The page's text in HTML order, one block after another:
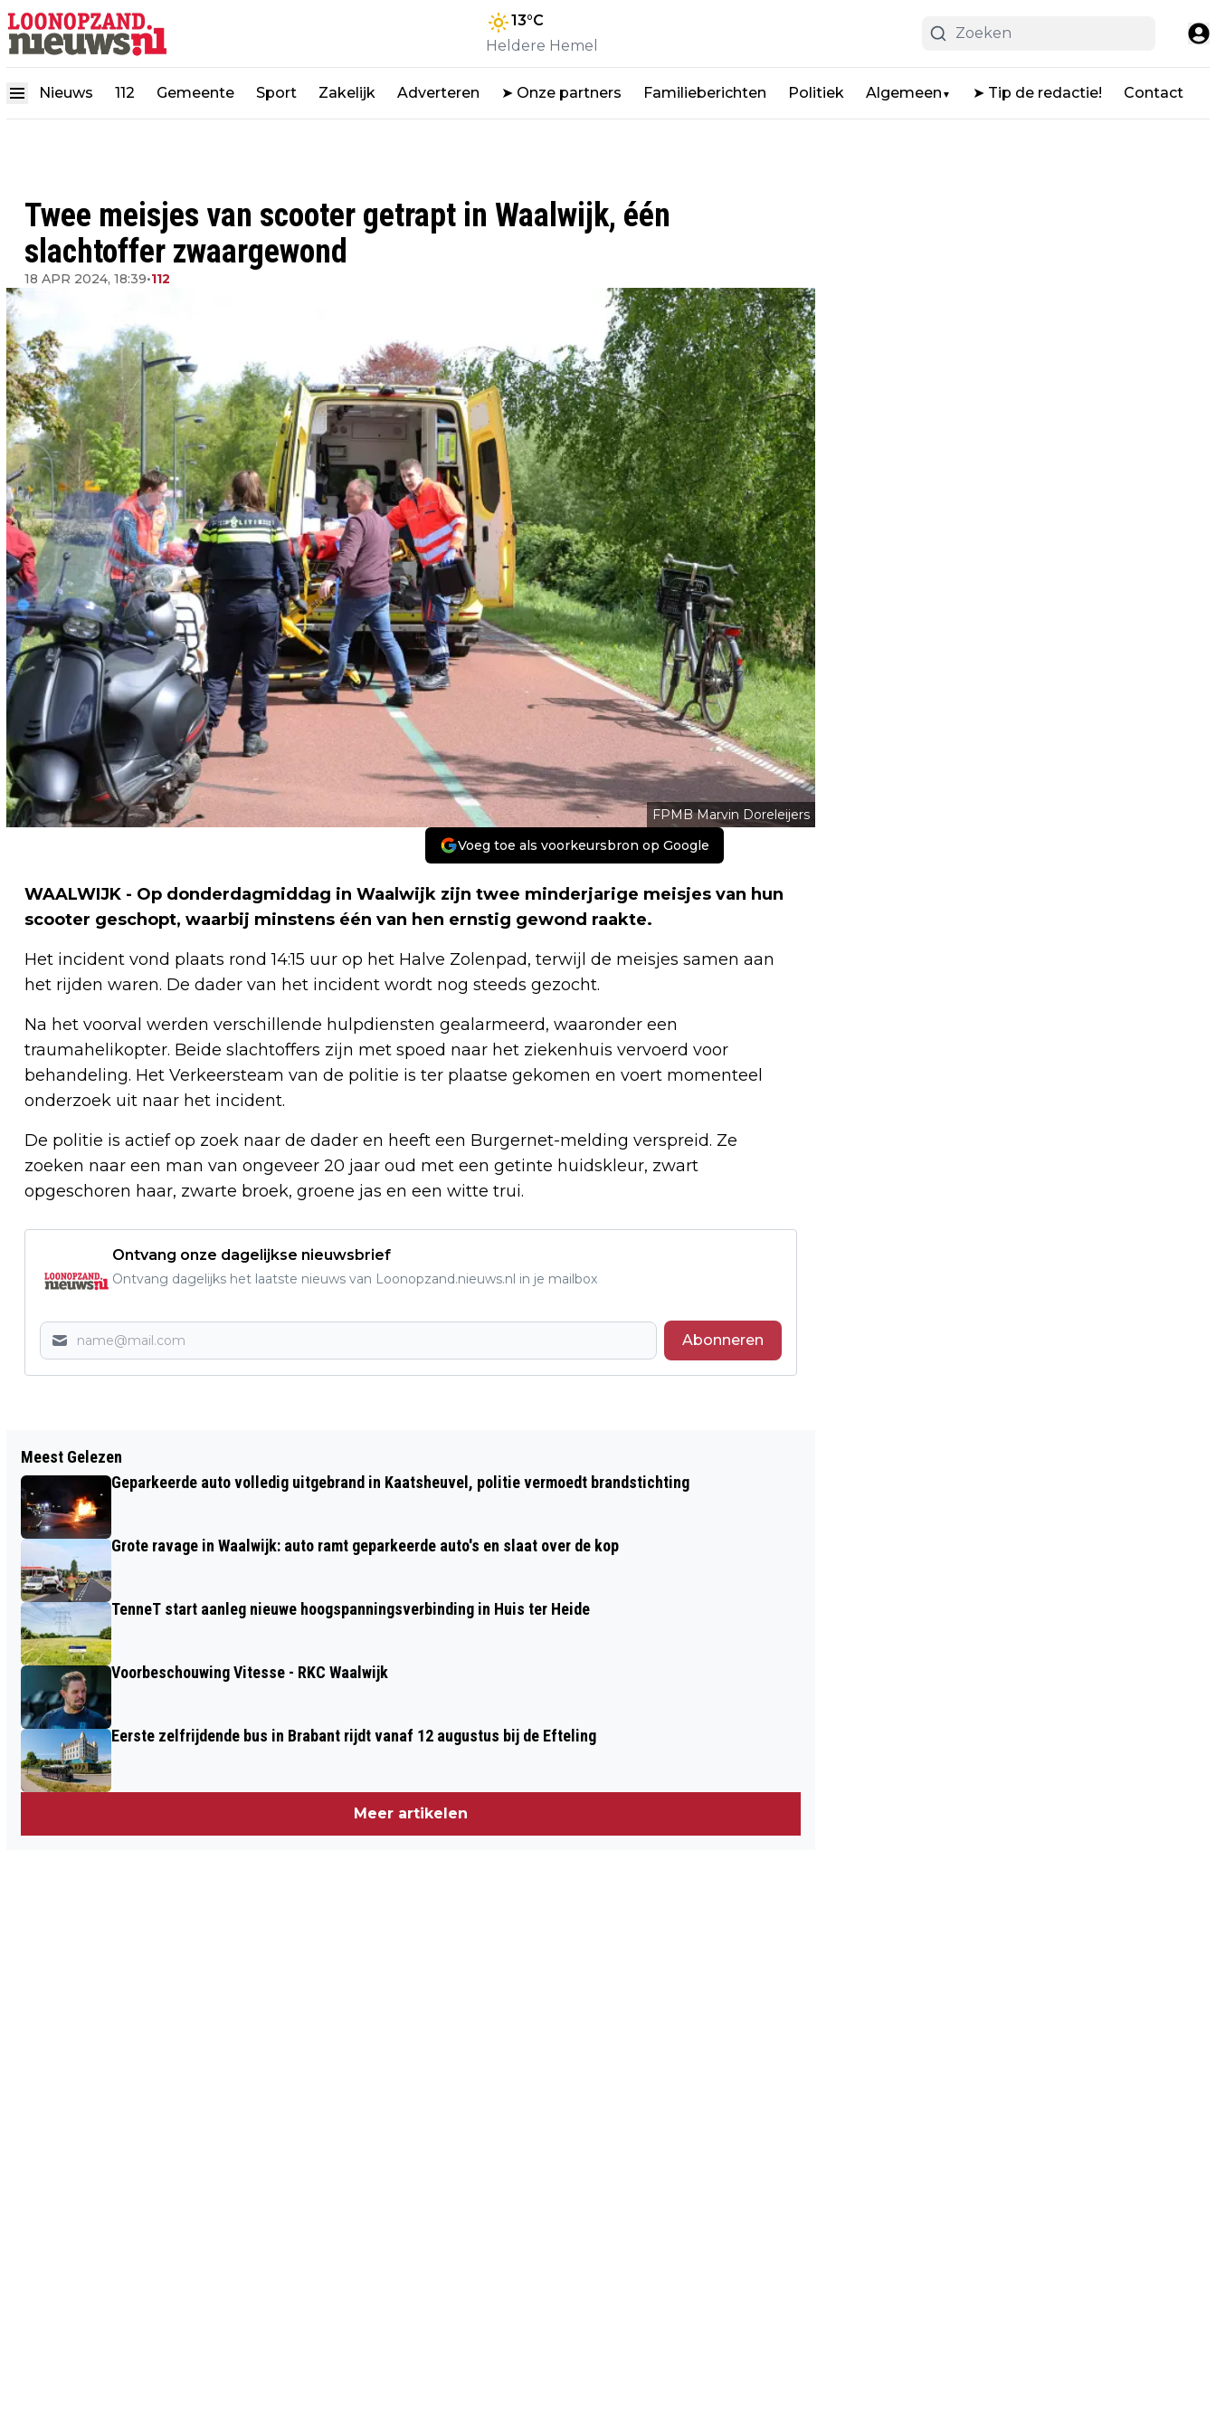
13°C
Heldere Hemel
Nieuws 112 Gemeente Sport Zakelijk Adverteren ➤ Onze partners Familieberichten Politiek Algemeen ▼ ➤ Tip de redactie! Contact
Twee meisjes van scooter getrapt in Waalwijk, één
slachtoffer zwaargewond
18 APR 2024, 18:39•112
FPMB Marvin Doreleijers
Voeg toe als voorkeursbron op Google
WAALWIJK - Op donderdagmiddag in Waalwijk zijn twee minderjarige meisjes van hun
scooter geschopt, waarbij minstens één van hen ernstig gewond raakte.
Het incident vond plaats rond 14:15 uur op het Halve Zolenpad, terwijl de meisjes samen aan
het rijden waren. De dader van het incident wordt nog steeds gezocht.
Na het voorval werden verschillende hulpdiensten gealarmeerd, waaronder een
traumahelikopter. Beide slachtoffers zijn met spoed naar het ziekenhuis vervoerd voor
behandeling. Het Verkeersteam van de politie is ter plaatse gekomen en voert momenteel
onderzoek uit naar het incident.
De politie is actief op zoek naar de dader en heeft een Burgernet-melding verspreid. Ze
zoeken naar een man van ongeveer 20 jaar oud met een getinte huidskleur, zwart
opgeschoren haar, zwarte broek, groene jas en een witte trui.
Ontvang onze dagelijkse nieuwsbrief
Ontvang dagelijks het laatste nieuws van Loonopzand.nieuws.nl in je mailbox
Abonneren
VERKEERSONGEVAL VEROORZAAKT FILE
OP A59 BIJ WAALWIJK
VERDER ONDER DE VLAG VAN VAN
Meest Gelezen
Geparkeerde auto volledig uitgebrand in Kaatsheuvel, politie vermoedt brandstichting
Grote ravage in Waalwijk: auto ramt geparkeerde auto's en slaat over de kop
TenneT start aanleg nieuwe hoogspanningsverbinding in Huis ter Heide
Voorbeschouwing Vitesse - RKC Waalwijk
Eerste zelfrijdende bus in Brabant rijdt vanaf 12 augustus bij de Efteling
Meer artikelen